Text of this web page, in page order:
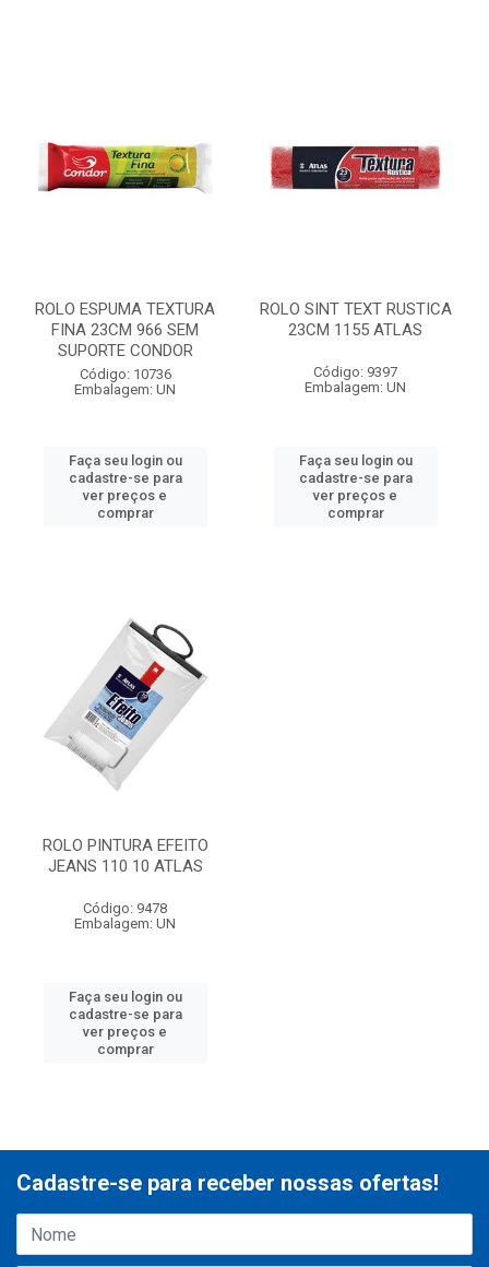
ROLO ESPUMA TEXTURA
FINA 23CM 966 SEM
SUPORTE CONDOR
Código: 10736
Embalagem: UN
Faça seu login ou
cadastre-se para
ver preços e
comprar
ROLO SINT TEXT RUSTICA
23CM 1155 ATLAS
Código: 9397
Embalagem: UN
Faça seu login ou
cadastre-se para
ver preços e
comprar
ROLO PINTURA EFEITO
JEANS 110 10 ATLAS
Código: 9478
Embalagem: UN
Faça seu login ou
cadastre-se para
ver preços e
comprar
Cadastre-se para receber nossas ofertas!